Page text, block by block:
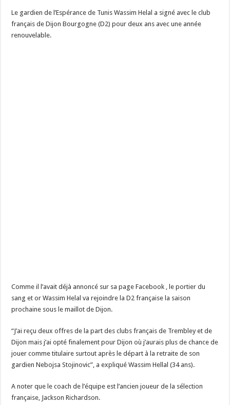
Le gardien de l’Espérance de Tunis Wassim Helal a signé avec le club
français de Dijon Bourgogne (D2) pour deux ans avec une année
renouvelable.
Comme il l’avait déjà annoncé sur sa page Facebook , le portier du
sang et or Wassim Helal va rejoindre la D2 française la saison
prochaine sous le maillot de Dijon.
“J’ai reçu deux offres de la part des clubs français de Trembley et de
Dijon mais j’ai opté finalement pour Dijon où j’aurais plus de chance de
jouer comme titulaire surtout après le départ à la retraite de son
gardien Nebojsa Stojinovic”, a expliqué Wassim Hellal (34 ans).
A noter que le coach de l’équipe est l’ancien joueur de la sélection
française, Jackson Richardson.